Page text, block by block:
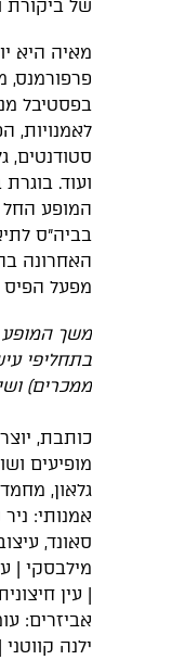
של ביקורת
מאיה היא
פרפורמנס,
בפסטיבל
לאמנויות,
סטודנטים,
ועוד.
המופע
בביה״ס
האחרונה
מפעל הפיס
משך
בתחליפי
ממכרים)
כותבת,
מופיעים
גלאון,
אמנותי:
סאונד,
מילבסקי |
| עין
אביזרים:
ילנה